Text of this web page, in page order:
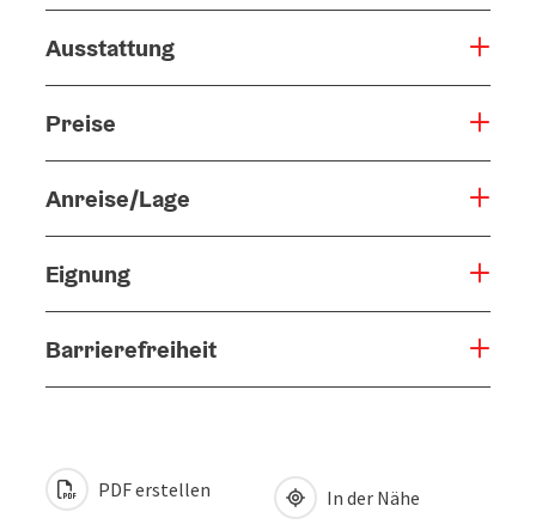
Ausstattung
Preise
Anreise/Lage
Eignung
Barrierefreiheit
PDF erstellen In der Nähe